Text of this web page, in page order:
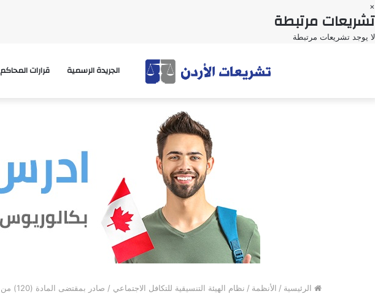
×
تشريعات مرتبطة
لا يوجد تشريعات مرتبطة
قرارات المحاكم الجريدة الرسمية
الرئيسية / الأنظمة / نظام الهيئة التنسيقية للتكافل الاجتماعي / صادر بمقتضى المادة (120) من الدستور